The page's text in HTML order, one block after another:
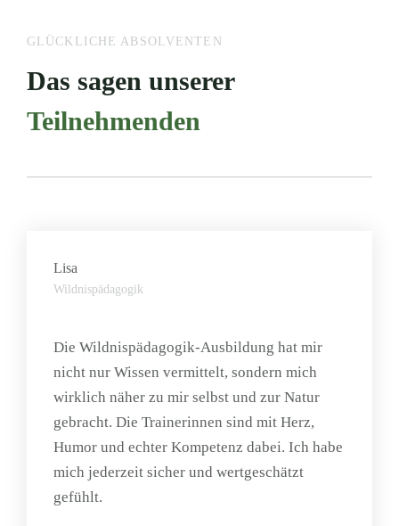
GLÜCKLICHE ABSOLVENTEN
Das sagen unserer
Teilnehmenden
Lisa
Wildnispädagogik
Die Wildnispädagogik-Ausbildung hat mir
nicht nur Wissen vermittelt, sondern mich
wirklich näher zu mir selbst und zur Natur
gebracht. Die Trainerinnen sind mit Herz,
Humor und echter Kompetenz dabei. Ich habe
mich jederzeit sicher und wertgeschätzt
gefühlt.